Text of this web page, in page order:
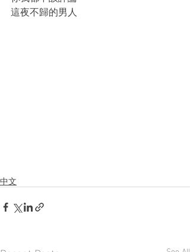
這夜不歸的男人
中文